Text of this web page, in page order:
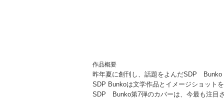
作品概要
昨年夏に創刊し、話題をよんだSDP Bunko
SDP Bunkoは文学作品とイメージショット
SDP Bunko第7弾のカバーは、今最も注目